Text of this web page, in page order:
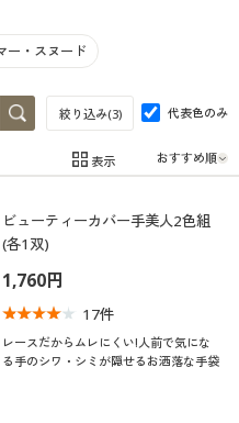
ー・スヌード
絞り込み(3) 代表色のみ
のみ表示
表示
ビューティーカバー手美人2色組
(各1双)
1,760円
17件
レースだからムレにくい!人前で気にな
る手のシワ・シミが隠せるお洒落な手袋